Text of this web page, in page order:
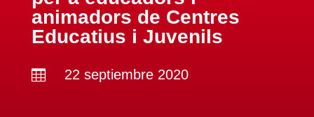
animadors de Centres
Educatius i Juvenils
 22 septiembre 2020